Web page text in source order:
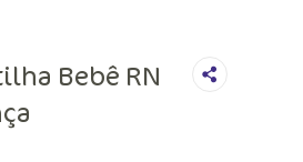
Bebê RN